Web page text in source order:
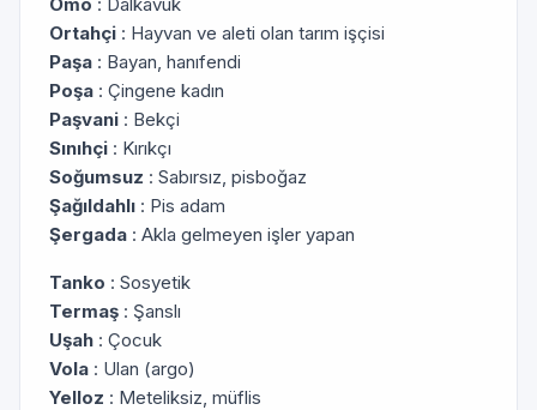
Ortahçi : Hayvan ve aleti olan tarım işçisi
Paşa : Bayan, hanıfendi
Poşa : Çingene kadın
Paşvani : Bekçi
Sınıhçi : Kırıkçı
Soğumsuz : Sabırsız, pisboğaz
Şağıldahlı : Pis adam
Şergada : Akla gelmeyen işler yapan
Tanko : Sosyetik
Termaş : Şanslı
Uşah : Çocuk
Vola : Ulan (argo)
Yelloz : Meteliksiz, müflis